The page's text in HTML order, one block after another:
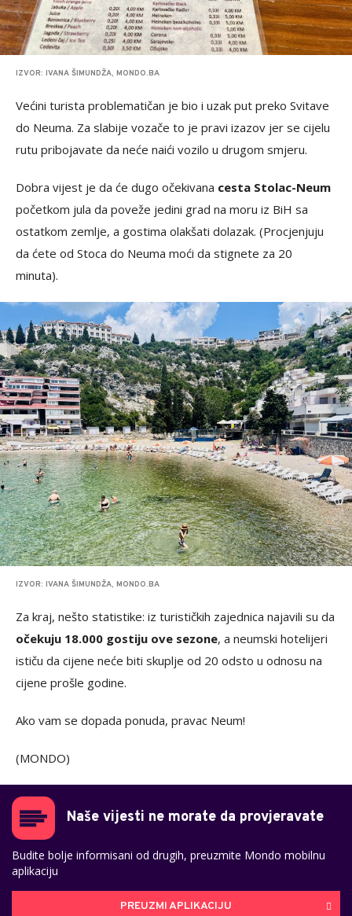
IZVOR: IVANA ŠIMUNDŽA, MONDO.BA
Većini turista problematičan je bio i uzak put preko Svitave
do Neuma. Za slabije vozače to je pravi izazov jer se cijelu
rutu pribojavate da neće naići vozilo u drugom smjeru.
Dobra vijest je da će dugo očekivana cesta Stolac-Neum
početkom jula da poveže jedini grad na moru iz BiH sa
ostatkom zemlje, a gostima olakšati dolazak. (Procjenjuju
da ćete od Stoca do Neuma moći da stignete za 20
minuta).
IZVOR: IVANA ŠIMUNDŽA, MONDO.BA
Za kraj, nešto statistike: iz turističkih zajednica najavili su da
očekuju 18.000 gostiju ove sezone, a neumski hotelijeri
ističu da cijene neće biti skuplje od 20 odsto u odnosu na
cijene prošle godine.
Ako vam se dopada ponuda, pravac Neum!
(MONDO)
Naše vijesti ne morate da provjeravate
Budite bolje informisani od drugih, preuzmite Mondo mobilnu
aplikaciju
PREUZMI APLIKACIJU